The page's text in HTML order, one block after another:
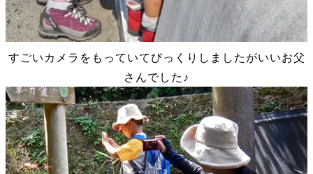
すごいカメラをもっていてびっくりしましたがいいお父
さんでした♪